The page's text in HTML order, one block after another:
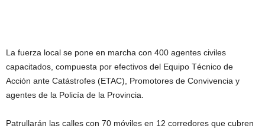
La fuerza local se pone en marcha con 400 agentes civiles
capacitados, compuesta por efectivos del Equipo Técnico de
Acción ante Catástrofes (ETAC), Promotores de Convivencia y
agentes de la Policía de la Provincia.
Patrullarán las calles con 70 móviles en 12 corredores que cubren